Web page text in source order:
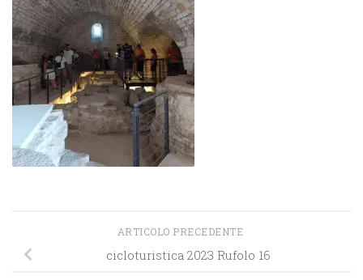
ARTICOLO PRECEDENTE
cicloturistica 2023 Rufolo 16